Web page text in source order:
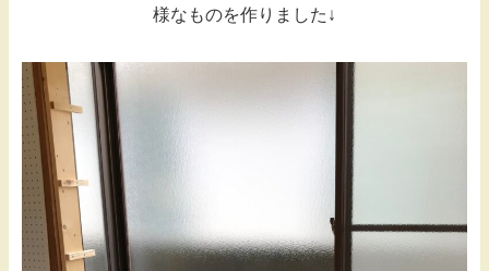
様なものを作りました↓